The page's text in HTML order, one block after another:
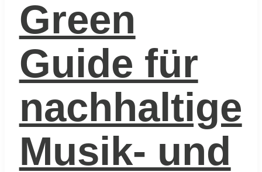
Green
Guide für
nachhaltige
Musik- und